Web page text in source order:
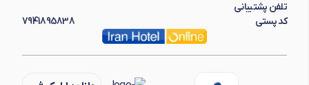
تلفن پشتیبانی
کد پستی
7941895838